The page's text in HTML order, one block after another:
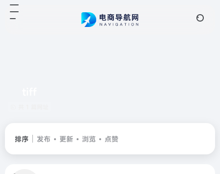
排序 发布 更新 浏览 点赞